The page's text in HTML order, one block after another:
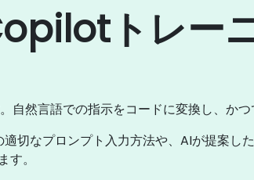
トレー
然言語での指示をコードに変換し、かつ
切なプロンプト入力方法や、AIが提案し
。